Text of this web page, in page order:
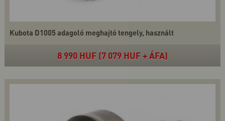
Kubota D1005 adagoló meghajtó tengely, használt
8 990 HUF (7 079 HUF + ÁFA)